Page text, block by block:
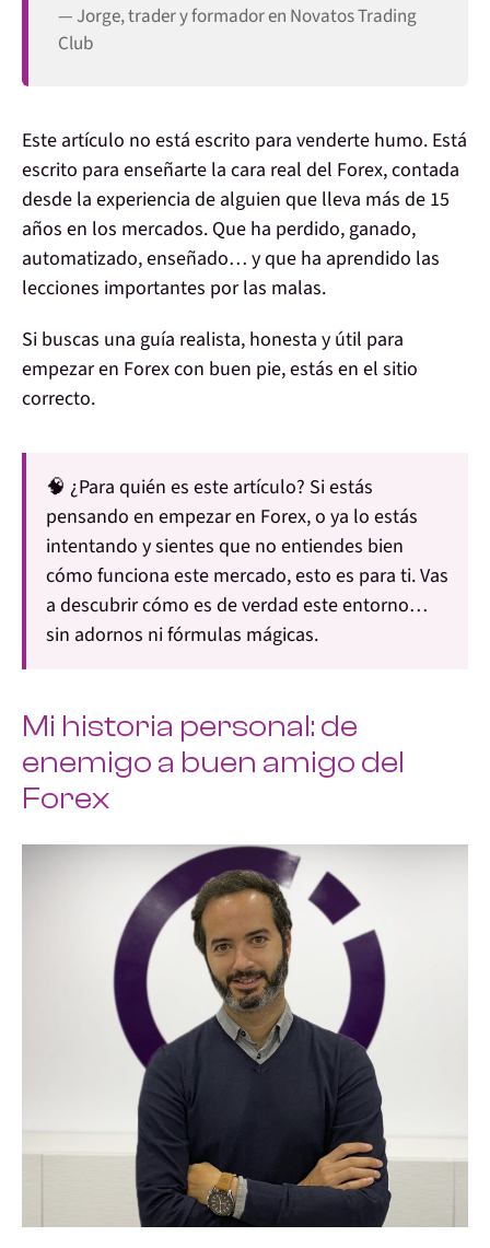
— Jorge, trader y formador en Novatos Trading
Club
Este artículo no está escrito para venderte humo. Está
escrito para enseñarte la cara real del Forex, contada
desde la experiencia de alguien que lleva más de 15
años en los mercados. Que ha perdido, ganado,
automatizado, enseñado… y que ha aprendido las
lecciones importantes por las malas.
Si buscas una guía realista, honesta y útil para
empezar en Forex con buen pie, estás en el sitio
correcto.
🧠 ¿Para quién es este artículo? Si estás
pensando en empezar en Forex, o ya lo estás
intentando y sientes que no entiendes bien
cómo funciona este mercado,esto es para ti. Vas
a descubrir cómo es de verdad este entorno…
sin adornos ni fórmulas mágicas.
Mi historia personal: de
enemigo a buen amigo del
Forex